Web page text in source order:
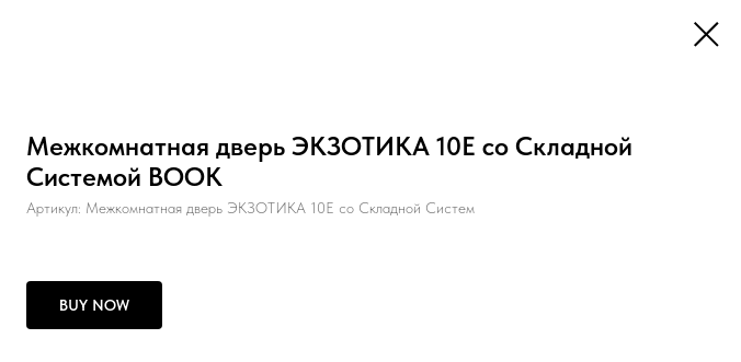
Межкомнатная дверь ЭКЗОТИКА 10Е со Складной
Системой BOOK
Артикул: Межкомнатная дверь ЭКЗОТИКА 10Е со Складной Систем
BUY NOW